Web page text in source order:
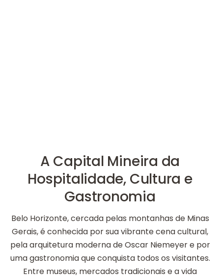
A Capital Mineira da
Hospitalidade, Cultura e
Gastronomia
Belo Horizonte, cercada pelas montanhas de Minas
Gerais, é conhecida por sua vibrante cena cultural,
pela arquitetura moderna de Oscar Niemeyer e por
uma gastronomia que conquista todos os visitantes.
Entre museus, mercados tradicionais e a vida